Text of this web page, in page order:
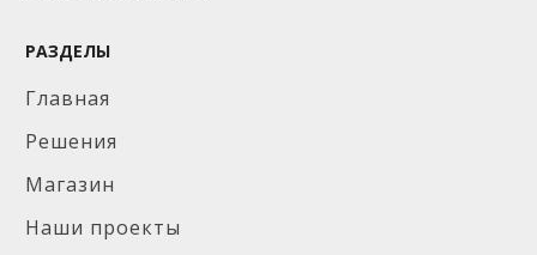
РАЗДЕЛЫ
Главная
Решения
Магазин
Наши проекты